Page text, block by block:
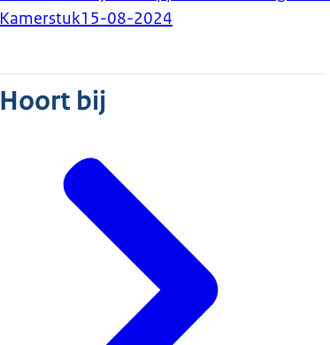
Kamerstuk15-08-2024
Hoort bij